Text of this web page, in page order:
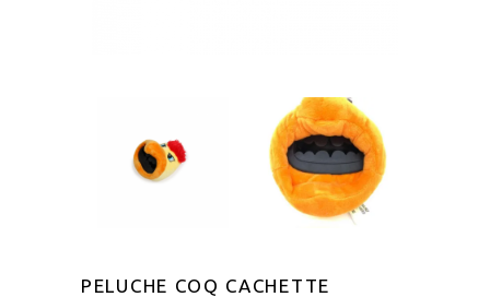
PELUCHE COQ CACHETTE